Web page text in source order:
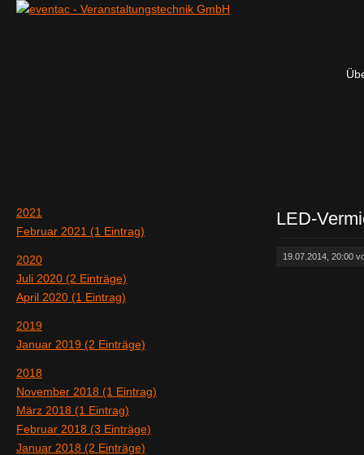
2021
Februar 2021 (1 Eintrag)
2020
Juli 2020 (2 Einträge)
April 2020 (1 Eintrag)
2019
Januar 2019 (2 Einträge)
2018
November 2018 (1 Eintrag)
März 2018 (1 Eintrag)
Februar 2018 (3 Einträge)
Januar 2018 (2 Einträge)
LED-
19.07.2014, 20:00